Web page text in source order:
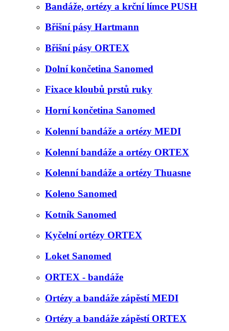
Bandáže, ortézy a krční límce PUSH
Břišní pásy Hartmann
Břišní pásy ORTEX
Dolní končetina Sanomed
Fixace kloubů prstů ruky
Horní končetina Sanomed
Kolenní bandáže a ortézy MEDI
Kolenní bandáže a ortézy ORTEX
Kolenní bandáže a ortézy Thuasne
Koleno Sanomed
Kotník Sanomed
Kyčelní ortézy ORTEX
Loket Sanomed
ORTEX - bandáže
Ortézy a bandáže zápěstí MEDI
Ortézy a bandáže zápěstí ORTEX